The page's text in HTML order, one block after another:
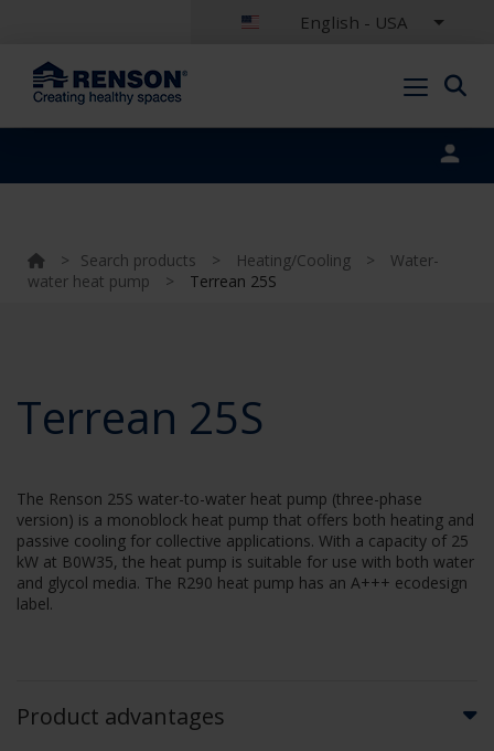
English - USA
> Search products > Heating/Cooling >
Water-
water heat pump
> Terrean 25S
Terrean 25S
The Renson 25S water-to-water heat pump (three-phase
version) is a monoblock heat pump that offers both heating and
passive cooling for collective applications. With a capacity of 25
kW at B0W35, the heat pump is suitable for use with both water
and glycol media. The R290 heat pump has an A+++ ecodesign
label.
Product advantages